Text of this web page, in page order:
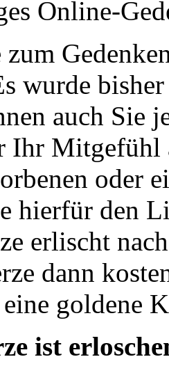
Online-
zum
wurde
auch Sie
Ihr Mitgefühl
oder
hierfür den
erlischt
dann
goldene
ist